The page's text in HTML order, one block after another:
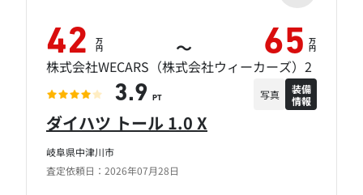
岐阜県中津川市
査定依頼日：2026年07月28日
ダイハツ トール 1.0 X
42 万
円 ～ 65 万
円
株式会社WECARS（株式会社ウィーカーズ）2
3.9 PT 写真
装備
情報